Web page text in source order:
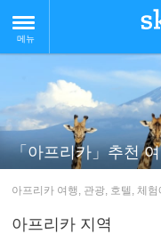
메뉴
「아프리카」추천
아프리카 여행, 관광, 호텔, 체
아프리카 지역